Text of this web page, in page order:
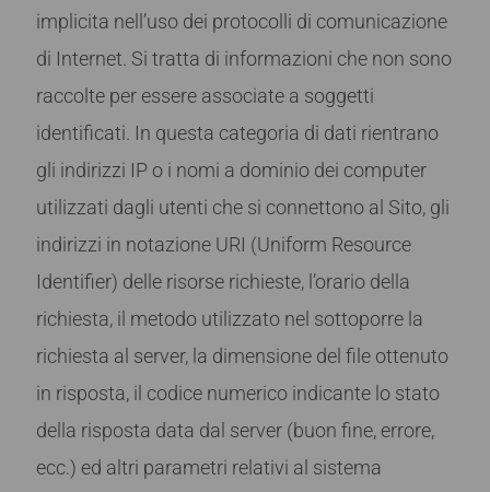
implicita nell’uso dei protocolli di comunicazione
di Internet. Si tratta di informazioni che non sono
raccolte per essere associate a soggetti
identificati. In questa categoria di dati rientrano
gli indirizzi IP o i nomi a dominio dei computer
utilizzati dagli utenti che si connettono al Sito, gli
indirizzi in notazione URI (Uniform Resource
Identifier) delle risorse richieste, l’orario della
richiesta, il metodo utilizzato nel sottoporre la
richiesta al server, la dimensione del file ottenuto
in risposta, il codice numerico indicante lo stato
della risposta data dal server (buon fine, errore,
ecc.) ed altri parametri relativi al sistema